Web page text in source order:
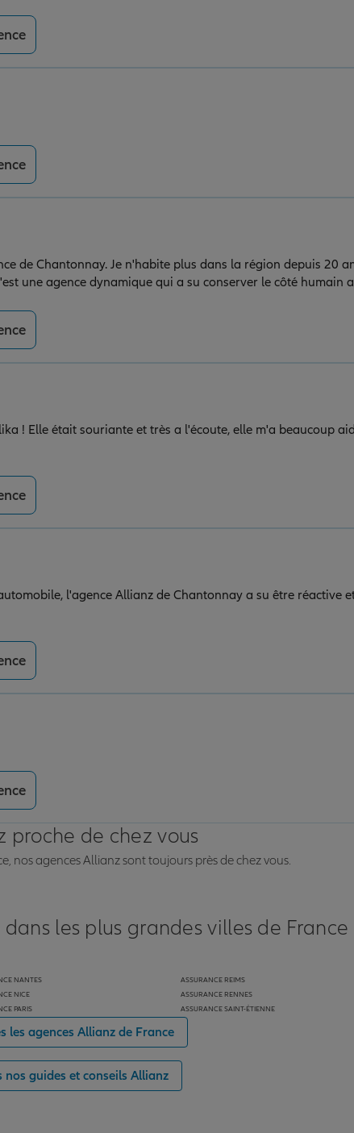
de Chantonnay. Je n'habite plus dans la région depuis 20
une agence dynamique qui a su conserver le côté humain
! Elle était souriante et très a l'écoute, elle m'a beaucoup
l'agence Allianz de Chantonnay a su être réactive
proche de chez vous
nos agences Allianz sont toujours près de chez vous.
les plus grandes villes de France
NANTES
NICE
PARIS
ASSURANCE REIMS
ASSURANCE RENNES
ASSURANCE SAINT-ÉTIENNE
les agences Allianz de France
nos guides et conseils Allianz